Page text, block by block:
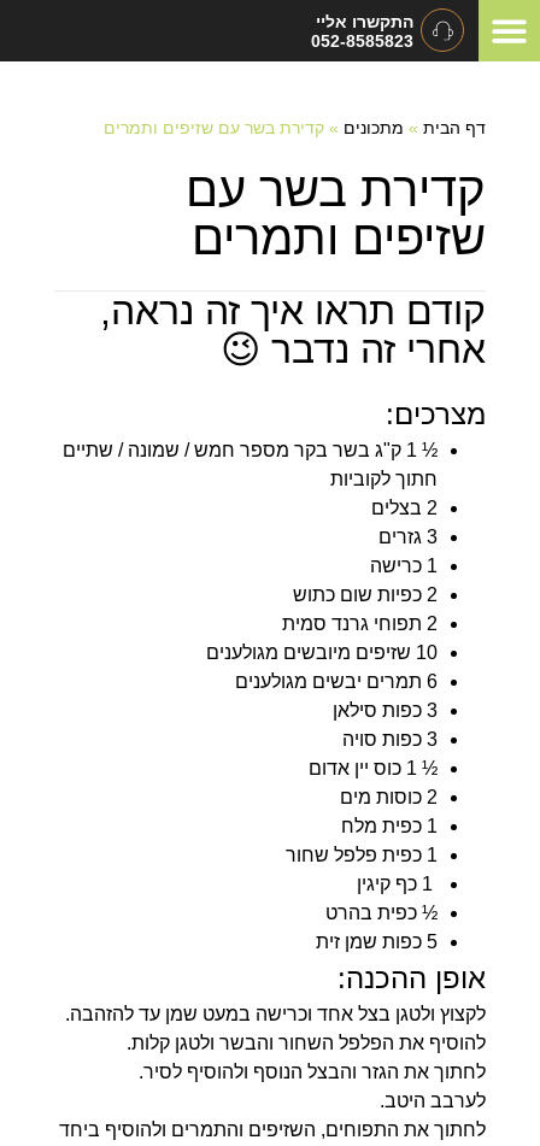
התקשרו אליי
052-8585823
דף הבית» מתכונים » קדירת בשר עם שזיפים ותמרים
קדירת בשר עם
שזיפים ותמרים
קודם תראו איך זה נראה,
אחרי זה נדבר 😉
מצרכים:
½ 1 ק"ג בשר בקר מספר חמש / שמונה / שתיים
חתוך לקוביות
2 בצלים
3 גזרים
1 כרישה
2 כפיות שום כתוש
2 תפוחי גרנד סמית
10 שזיפים מיובשים מגולענים
6 תמרים יבשים מגולענים
3 כפות סילאן
3 כפות סויה
½ 1 כוס יין אדום
2 כוסות מים
1 כפית מלח
1 כפית פלפל שחור
½ כפית בהרט
5 כפות שמן זית
אופן ההכנה:
לקצוץ ולטגן בצל אחד וכרישה במעט שמן עד להזהבה.
להוסיף את הפלפל השחור והבשר ולטגן קלות.
לחתוך את הגזר והבצל הנוסף ולהוסיף לסיר.
לערבב היטב.
לחתוך את התפוחים, השזיפים והתמרים ולהוסיף ביחד